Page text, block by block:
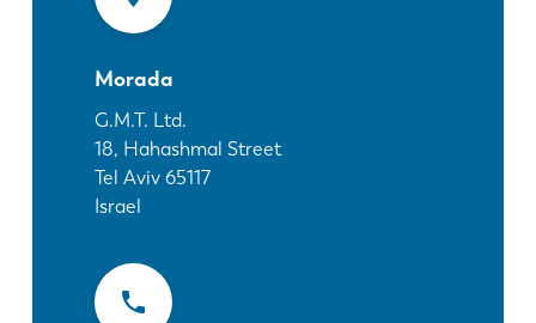
Morada
G.M.T. Ltd.
18, Hahashmal Street
Tel Aviv 65117
Israel
Descubra a LVD
Experiências dos clientes
Eventos
Centro de Recursos
Indústrias & soluções
Contacte-nos